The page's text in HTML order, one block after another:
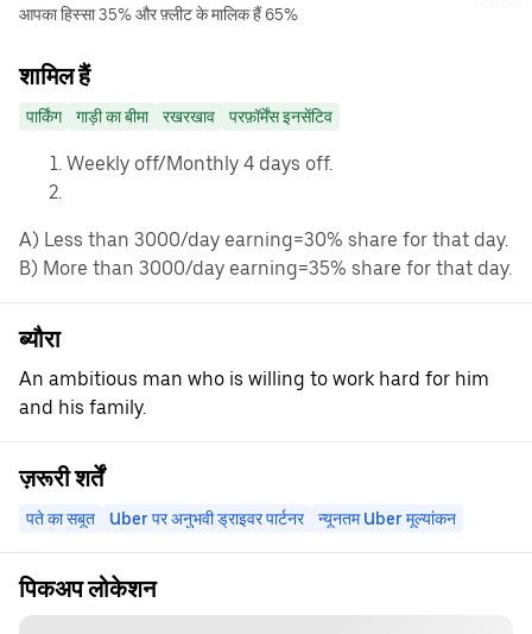
आपका हिस्सा 35% और फ़्लीट के मालिक हैं 65%
शामिल हैं
पार्किंग गाड़ी का बीमा रखरखाव परफ़ॉर्मेंस इनसेंटिव
Weekly off/Monthly 4 days off.
A) Less than 3000/day earning=30% share for that day.
B) More than 3000/day earning=35% share for that day.
ब्यौरा
An ambitious man who is willing to work hard for him
and his family.
ज़रूरी शर्तें
पते का सबूत Uber पर अनुभवी ड्राइवर पार्टनर न्यूनतम Uber मूल्यांकन
पिकअप लोकेशन